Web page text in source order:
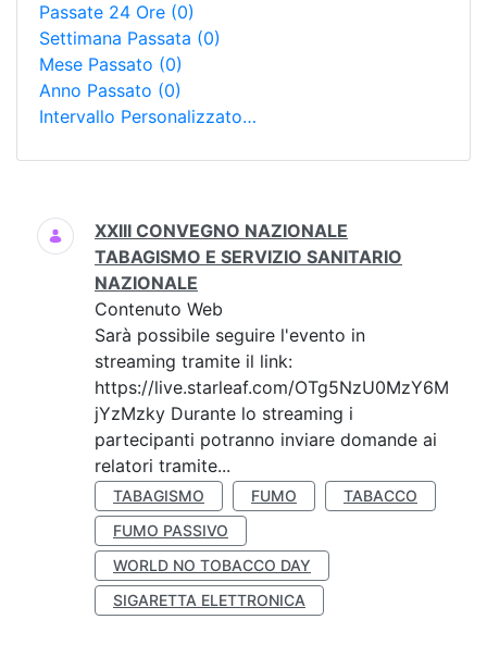
Passate 24 Ore (0)
Settimana Passata (0)
Mese Passato (0)
Anno Passato (0)
Intervallo Personalizzato…
Ricerca
XXIII CONVEGNO NAZIONALE
TABAGISMO E SERVIZIO SANITARIO
NAZIONALE
Contenuto Web
Sarà possibile seguire l'evento in
streaming tramite il link:
https://live.starleaf.com/OTg5NzU0MzY6M
jYzMzky Durante lo streaming i
partecipanti potranno inviare domande ai
relatori tramite...
TABAGISMO FUMO
TABACCO
FUMO PASSIVO
WORLD NO TOBACCO DAY
SIGARETTA ELETTRONICA